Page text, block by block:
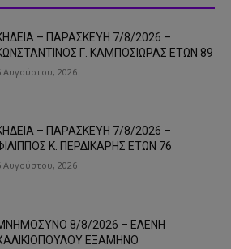
– ΠΑΡΑΣΚΕΥΗ 7/8/2026 –
Γ. ΚΑΜΠΟΣΙΩΡΑΣ ΕΤΩΝ 89
Αυγούστου, 2026
– ΠΑΡΑΣΚΕΥΗ 7/8/2026 –
Κ. ΠΕΡΔΙΚΑΡΗΣ ΕΤΩΝ 76
Αυγούστου, 2026
8/8/2026 – ΕΛΕΝΗ
ΕΞΑΜΗΝΟ